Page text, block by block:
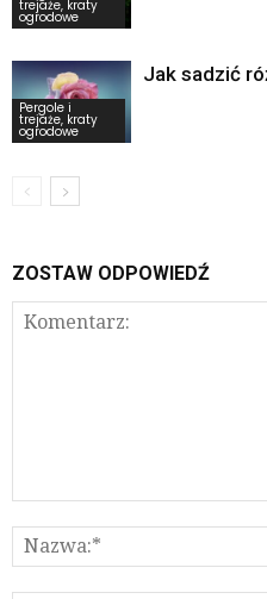
trejaże, kraty
ogrodowe
Pergole i
trejaże, kraty
ogrodowe
Jak sadzić
ZOSTAW ODPOWIEDŹ